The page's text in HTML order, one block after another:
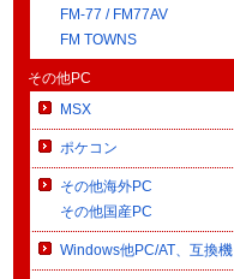
FM-77 / FM77AV
FM TOWNS
その他PC
MSX
ポケコン
その他海外PC
その他国産PC
Windows他PC/AT、互換機